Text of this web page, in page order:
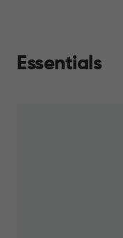
Essentials